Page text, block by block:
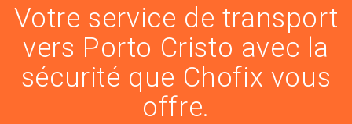
Votre service de transport
vers Porto Cristo avec la
sécurité que Chofix vous
offre.